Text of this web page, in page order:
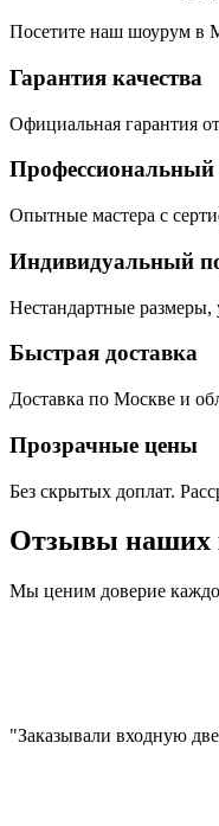
Посетите наш шоурум в
Гарантия качества
Официальная гарантия
Опытные мастера с
Индивидуальный
Нестандартные размеры,
Быстрая доставка
Доставка по Москве и
Прозрачные цены
Без скрытых доплат.
Отзывы наших
Мы ценим доверие
"Заказывали входную